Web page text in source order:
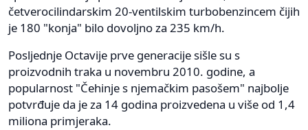
četverocilindarskim 20-ventilskim turbobenzincem čijih
je 180 "konja" bilo dovoljno za 235 km/h.
Posljednje Octavije prve generacije sišle su s
proizvodnih traka u novembru 2010. godine, a
popularnost "Čehinje s njemačkim pasošem" najbolje
potvrđuje da je za 14 godina proizvedena u više od 1,4
miliona primjeraka.